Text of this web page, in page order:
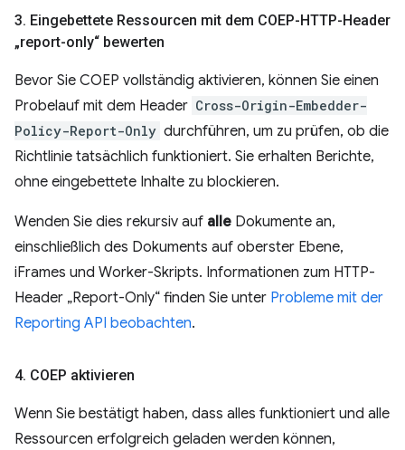
3. Eingebettete Ressourcen mit dem COEP-HTTP-Header
„report-only“ bewerten
Bevor Sie COEP vollständig aktivieren, können Sie einen
Probelauf mit dem Header Cross-Origin-Embedder-
Policy-Report-Only durchführen, um zu prüfen, ob die
Richtlinie tatsächlich funktioniert. Sie erhalten Berichte,
ohne eingebettete Inhalte zu blockieren.
Wenden Sie dies rekursiv auf alle Dokumente an,
einschließlich des Dokuments auf oberster Ebene,
iFrames und Worker-Skripts. Informationen zum HTTP-
Header „Report-Only“ finden Sie unter Probleme mit der
Reporting API beobachten.
4. COEP aktivieren
Wenn Sie bestätigt haben, dass alles funktioniert und alle
Ressourcen erfolgreich geladen werden können,